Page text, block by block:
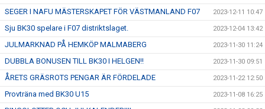
SEGER I NAFU MÄSTERSKAPET FÖR VÄSTMANLAND F07 2023-12-11 10:47
Sju BK30 spelare i F07 distriktslaget. 2023-12-04 13:42
JULMARKNAD PÅ HEMKÖP MALMABERG 2023-11-30 11:24
DUBBLA BONUSEN TILL BK30 I HELGEN!! 2023-11-30 09:51
ÅRETS GRÄSROTS PENGAR ÄR FÖRDELADE 2023-11-22 12:50
Provträna med BK30 U15 2023-11-08 16:25